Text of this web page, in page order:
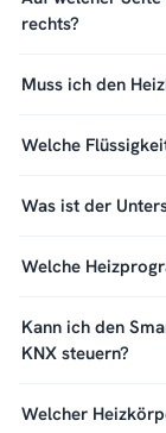
rechts?
Muss ich den
Welche
Was ist der
Welche
Kann ich den
KNX steuern?
Welcher